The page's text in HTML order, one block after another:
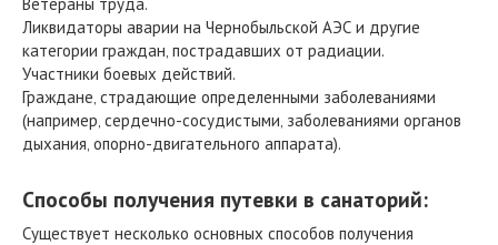
Ликвидаторы аварии на Чернобыльской АЭС и другие
категории граждан‚ пострадавших от радиации.
Участники боевых действий.
Граждане‚ страдающие определенными заболеваниями
(например‚ сердечно-сосудистыми‚ заболеваниями органов
дыхания‚ опорно-двигательного аппарата).
Способы получения путевки в санаторий:
Существует несколько основных способов получения